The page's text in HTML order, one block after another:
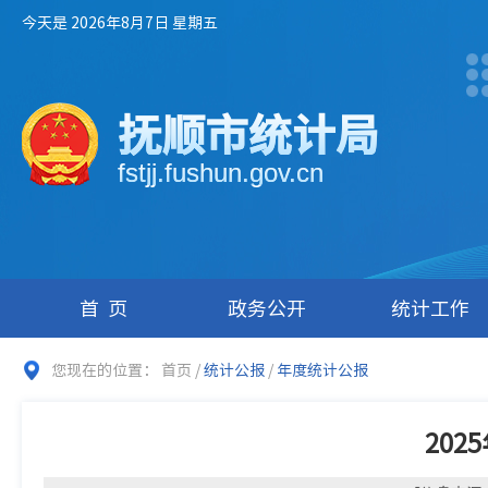
今天是 2026年8月7日 星期五
抚顺市统计局
fstjj.fushun.gov.cn
首页 政务公开 统计工作
您现在的位置： 首页 /统计公报 / 年度统计公报